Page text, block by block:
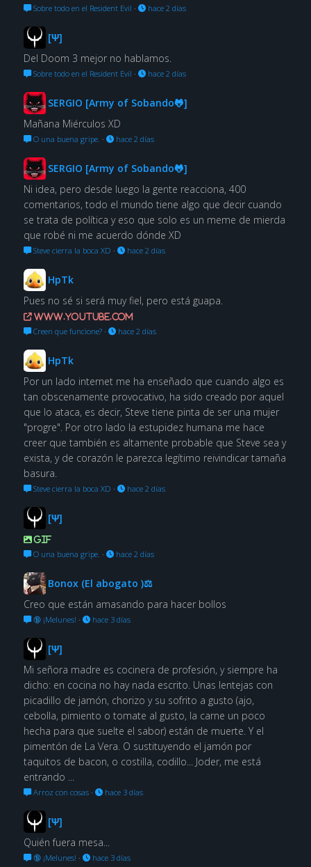
Sobre todo en el Resident Evil · hace 2 días
[Ψ]
Del Doom 3 mejor no hablamos.
Sobre todo en el Resident Evil · hace 2 días
SERGIO [Army of Sobando🐸]
Mañana Miérculos XD
O una buena gripe. · hace 2 días
SERGIO [Army of Sobando🐸]
Ni idea, pero desde luego la gente reacciona, 400
comentarios, todo el mundo tiene algo que decir cuando
se trata de política y eso que solo es un meme de mierda
que robé ni me acuerdo dónde XD
Steve cierra la boca XD · hace 2 días
HpTk
Pues no sé si será muy fiel, pero está guapa.
www.youtube.com
Creen que funcione?· hace 2 días
HpTk
Por un lado internet me ha enseñado que cuando algo es
tan obscenamente provocativo, ha sido creado por aquel
que lo ataca, es decir, Steve tiene pinta de ser una mujer
"progre". Por otro lado la estupidez humana me hace
creer que también es altamente probable que Steve sea y
exista, y de corazón le parezca legítimo reivindicar tamaña
basura.
Steve cierra la boca XD · hace 2 días
[Ψ]
GIF
O una buena gripe. · hace 2 días
Bonox (El abogato )⚖
Creo que están amasando para hacer bollos
🔞 ¡Melunes! · hace 3 días
[Ψ]
Mi señora madre es cocinera de profesión, y siempre ha
dicho: en cocina no hay nada escrito. Unas lentejas con
picadillo de jamón, chorizo y su sofrito a gusto (ajo,
cebolla, pimiento o tomate al gusto, la carne un poco
hecha para que suelte el sabor) están de muerte. Y el
pimentón de La Vera. O sustituyendo el jamón por
taquitos de bacon, o costilla, codillo... Joder, me está
entrando ...
Arroz con cosas· hace 3 días
[Ψ]
Quién fuera mesa...
🔞 ¡Melunes! · hace 3 días